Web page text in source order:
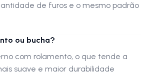
e funcionalidades atendem a
Lojanapista
de furos e o mesmo padrão
ou bucha?
com rolamento, o que tende a
suave e maior durabilidade